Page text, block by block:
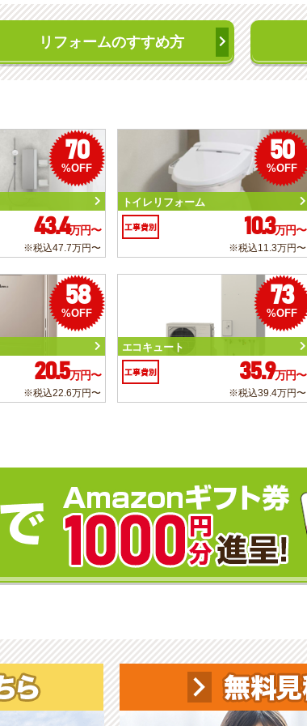
リフォームのすすめ方
70
%OFF
43.4万円〜
※税込47.7万円〜
50
%OFF
トイレリフォーム
工事費別 10.3万円〜
※税込11.3万円〜
58
%OFF
20.5万円〜
※税込22.6万円〜
73
%OFF
エコキュート
工事費別 35.9万円〜
※税込39.4万円〜